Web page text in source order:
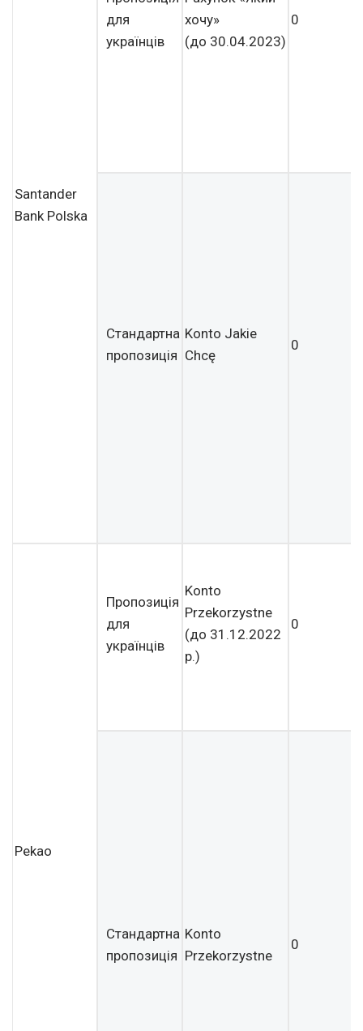
Santander
Bank Polska
для
українців
хочу»
(до 30.04.2023)
0
Стандартна
пропозиція
Konto Jakie
Chcę
0
Pekao
Пропозиція
для
українців
Konto
Przekorzystne
(до 31.12.2022
р.)
0
Стандартна
пропозиція
Konto
Przekorzystne
0